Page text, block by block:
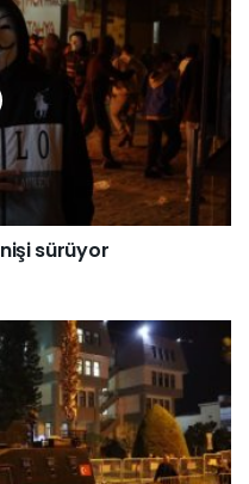
sürüyor